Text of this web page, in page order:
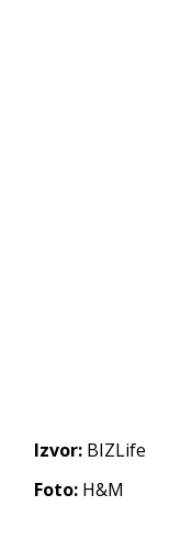
Izvor: BIZLife
Foto: H&M